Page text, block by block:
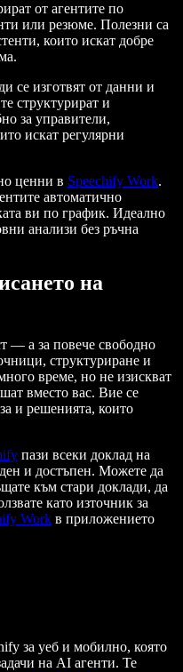
от агентите по
или резюме. Полезни са
които искат добре
се изготвят от данни и
структурират и
за управители,
искат регулярни
ценни в Speechify Work.
автоматично
ви по график. Идеално
анализи без ръчна
на
— а за повече свободно
структуриране и
време, но не изискват
вместо вас. Вие се
и решенията, които
пази всеки доклад на
и достъпен. Можете да
към стари доклади, да
като източник за
Work в приложението
за уеб и мобилно, която
на AI агенти. Те